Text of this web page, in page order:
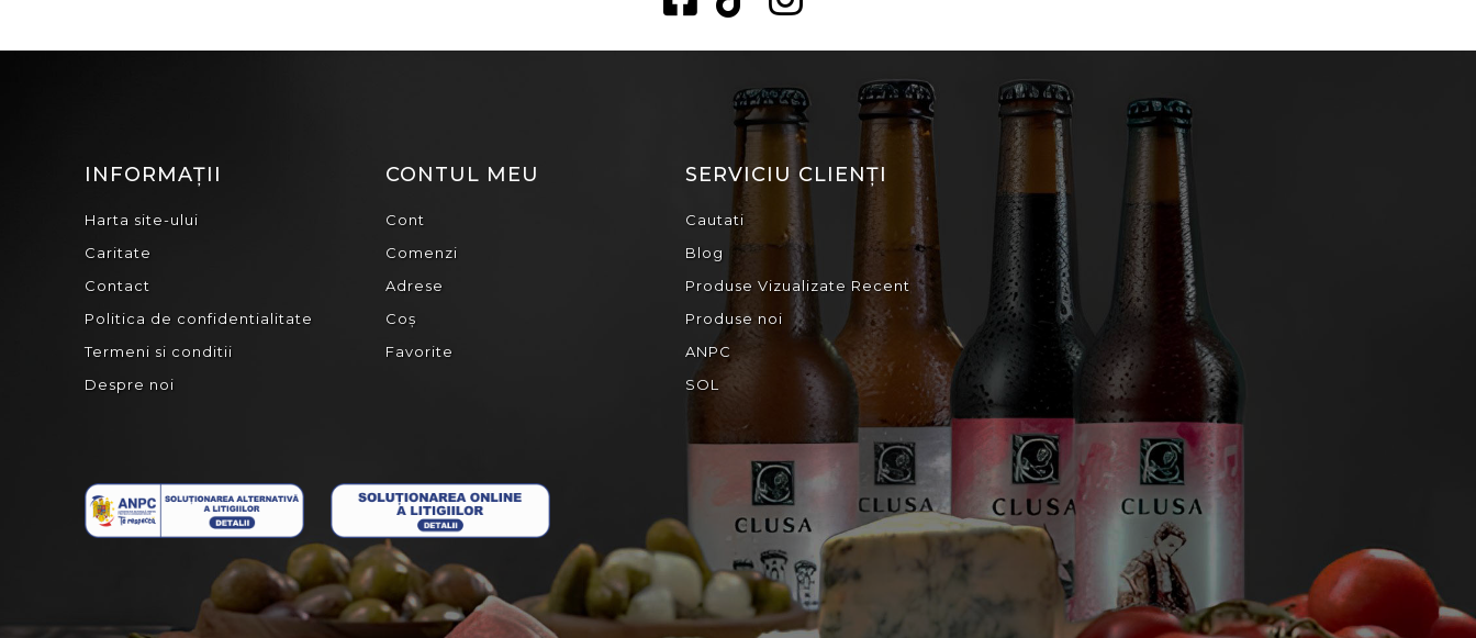
INFORMAȚII
Harta site-ului
Caritate
Contact
Politica de confidentialitate
Termeni si conditii
Despre noi
CONTUL MEU
Cont
Comenzi
Adrese
Coș
Favorite
SERVICIU CLIENȚI
Cautati
Blog
Produse Vizualizate Recent
Produse noi
ANPC
SOL